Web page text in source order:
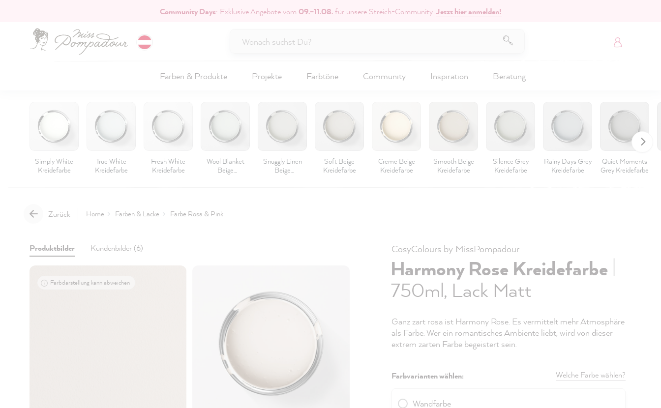
Community Days: Exklusive Angebote vom 09.–11.08.für unsere Streich-Community.Jetzt hier anmelden!
Farben & Produkte Projekte Farbtöne Community Inspiration Beratung
Simply White
Kreidefarbe
True White
Kreidefarbe
Fresh White
Kreidefarbe
Wool Blanket
Beige
Snuggly Linen
Beige
Soft Beige
Kreidefarbe
Creme Beige
Kreidefarbe
Smooth Beige
Kreidefarbe
Silence Grey
Kreidefarbe
Rainy Days Grey
Kreidefarbe
Quiet Moments
Grey Kreidefarbe
Zurück Home Farben & Lacke Farbe Rosa & Pink
Produktbilder Kundenbilder (6)
Farbdarstellung kann abweichen
CosyColours by MissPompadour
Harmony Rose Kreidefarbe |
750ml, Lack Matt
Ganz zart rosa ist Harmony Rose. Es vermittelt mehr Atmosphäre
als Farbe. Wer ein romantisches Ambiente liebt, wird von dieser
extrem zarten Farbe begeistert sein.
Farbvarianten wählen: Welche Farbe wählen?
Wandfarbe